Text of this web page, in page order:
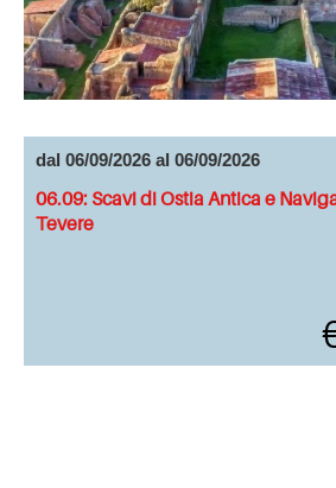
dal 06/09/2026 al 06/09/2026
06.09: Scavi di Ostia Antica e
Tevere